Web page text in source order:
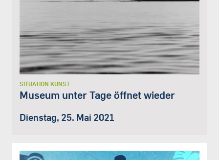
SITUATION KUNST
Museum unter Tage öffnet wieder
Dienstag, 25. Mai 2021